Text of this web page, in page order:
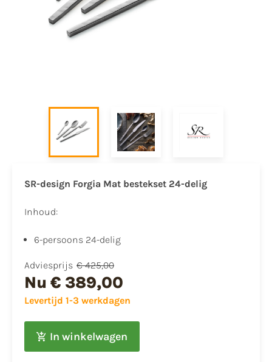
SR-design Forgia Mat bestekset 24-delig
Inhoud:
6-persoons 24-delig
Adviesprijs € 425,00
Nu € 389,00
Levertijd 1-3 werkdagen
In winkelwagen